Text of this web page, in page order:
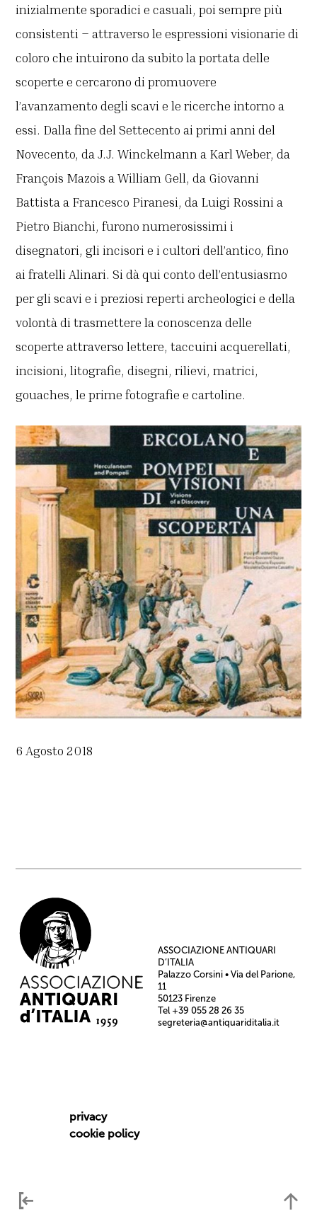
inizialmente sporadici e casuali, poi sempre più
consistenti – attraverso le espressioni visionarie di
coloro che intuirono da subito la portata delle
scoperte e cercarono di promuovere
l’avanzamento degli scavi e le ricerche intorno a
essi. Dalla fine del Settecento ai primi anni del
Novecento, da J.J. Winckelmann a Karl Weber, da
François Mazois a William Gell, da Giovanni
Battista a Francesco Piranesi, da Luigi Rossini a
Pietro Bianchi, furono numerosissimi i
disegnatori, gli incisori e i cultori dell’antico, fino
ai fratelli Alinari. Si dà qui conto dell’entusiasmo
per gli scavi e i preziosi reperti archeologici e della
volontà di trasmettere la conoscenza delle
scoperte attraverso lettere, taccuini acquerellati,
incisioni, litografie, disegni, rilievi, matrici,
gouaches, le prime fotografie e cartoline.
6 Agosto 2018
ASSOCIAZIONE ANTIQUARI
D’ITALIA
Palazzo Corsini • Via del Parione,
11
50123 Firenze
Tel +39 055 28 26 35
segreteria@antiquariditalia.it
privacy
cookie policy